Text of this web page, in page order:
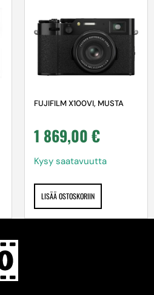
FUJIFILM X100VI, MUSTA
1 869,00€
Kysy saatavuutta
LISÄÄ OSTOSKORIIN